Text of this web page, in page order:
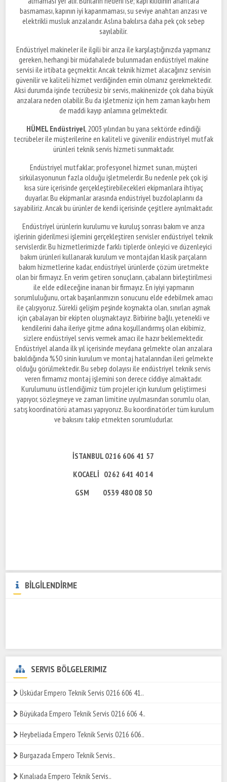
basmaması, kapının iyi kapanmaması, su seviye anahtarı arızası ve
elektrikli musluk arızalarıdır. Aslına bakılırsa daha pek çok sebep
sayılabilir.
Endüstriyel makineler ile ilgili bir arıza ile karşılaştığınızda yapmanız
gereken, herhangi bir müdahalede bulunmadan endüstriyel makine
servisi ile irtibata geçmektir. Ancak teknik hizmet alacağınız servisin
güvenilir ve kaliteli hizmet verdiğinden emin olmanız gerekmektedir.
Aksi durumda işinde tecrübesiz bir servis, makinenizde çok daha büyük
arızalara neden olabilir. Bu da işletmeniz için hem zaman kaybı hem
de maddi kayıp anlamına gelmektedir.
HÜMEL Endüstriyel, 2003 yılından bu yana sektörde edindiği
tecrübeler ile müşterilerine en kaliteli ve güvenilir endüstriyel mutfak
ürünleri teknik servis hizmeti sunmaktadır.
Endüstriyel mutfaklar; profesyonel hizmet sunan, müşteri
sirkülasyonunun fazla olduğu işletmelerdir. Bu nedenle pek çok işi
kısa süre içerisinde gerçekleştirebilecekleri ekipmanlara ihtiyaç
duyarlar. Bu ekipmanlar arasında endüstriyel buzdolaplarını da
sayabiliriz. Ancak bu ürünler de kendi içerisinde çeşitlere ayrılmaktadır.
Endüstriyel ürünlerin kurulumu ve kuruluş sonrası bakım ve arıza
işlerinin giderilmesi işlemini gerçekleştiren servisler endüstriyel teknik
servislerdir. Bu hizmetlerimizde farklı tiplerde önleyici ve düzenleyici
bakım ürünleri kullanarak kurulum ve montajdan klasik parçaların
bakım hizmetlerine kadar, endüstriyel ürünlerde çözüm üretmekte
olan bir firmayız. En verim getiren sonuçların, çabaların birleştirilmesi
ile elde edileceğine inanan bir firmayız. En iyiyi yapmanın
sorumluluğunu, ortak başarılarımızın sonucunu elde edebilmek amacı
ile çalışıyoruz. Sürekli gelişim peşinde koşmakta olan, sınırları aşmak
için çabalayan bir ekipten oluşmaktayız. Birbirine bağlı, yetenekli ve
kendilerini daha ileriye gitme adına koşullandırmış olan ekibimiz,
sizlere endüstriyel servis vermek amacı ile hazır beklemektedir.
Endüstriyel alanda ilk yıl içerisinde meydana gelmekte olan arızalara
bakıldığında %50 sinin kurulum ve montaj hatalarından ileri gelmekte
olduğu görülmektedir. Bu sebep dolayısı ile endüstriyel teknik servis
veren firmamız montaj işlemini son derece ciddiye almaktadır.
Kurulumunu üstlendiğimiz tüm projeler için kurulum geliştirmesi
yapıyor, sözleşmeye ve zaman limitine uyulmasından sorumlu olan,
satış koordinatörü ataması yapıyoruz. Bu koordinatörler tüm kurulum
ve bakısını takip etmekten sorumludurlar.
İSTANBUL 0216 606 41 57
KOCAELİ 0262 641 40 14
GSM 0539 480 08 50
BİLGİLENDİRME
SERVIS BÖLGELERIMIZ
Üsküdar Empero Teknik Servis 0216 606 41..
Büyükada Empero Teknik Servis 0216 606 4..
Heybeliada Empero Teknik Servis 0216 606..
Burgazada Empero Teknik Servis..
Kınalıada Empero Teknik Servis..